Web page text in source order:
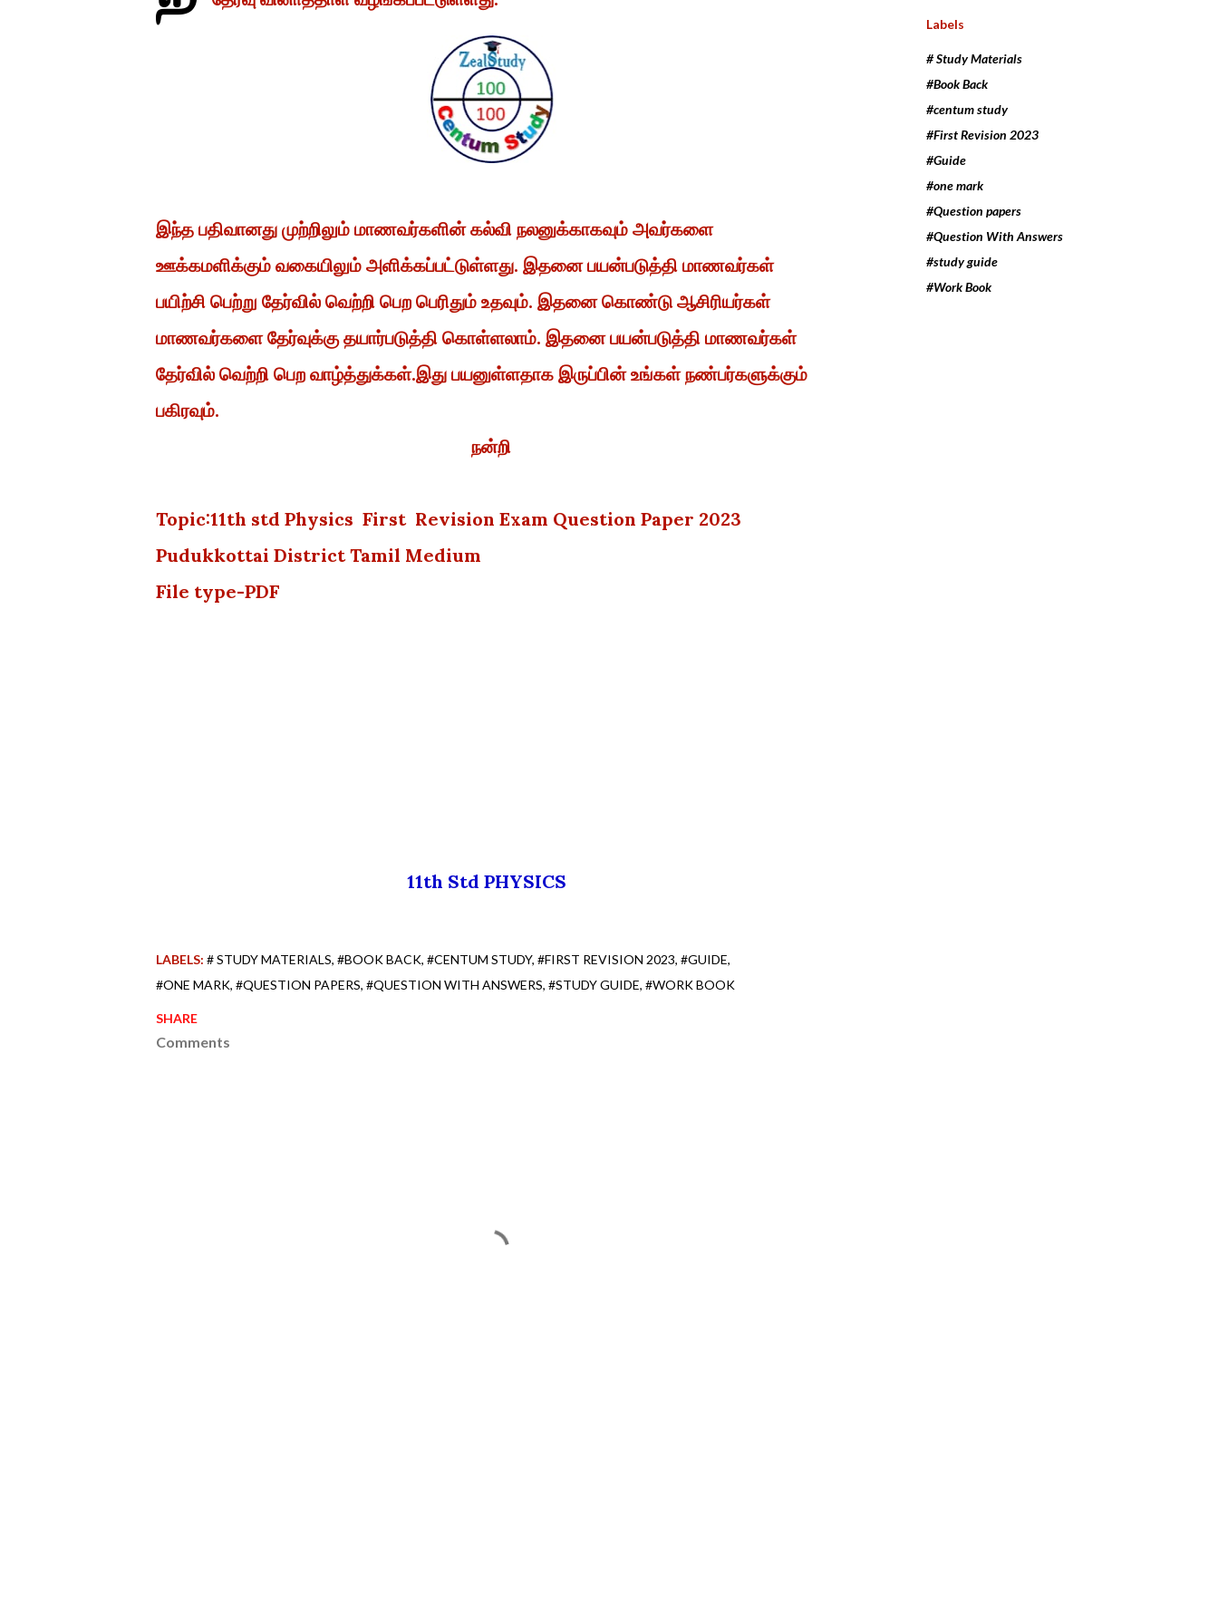
இந்த பதிவானது முற்றிலும் மாணவர்களின் கல்வி நலனுக்காகவும் அவர்களை
ஊக்கமளிக்கும் வகையிலும் அளிக்கப்பட்டுள்ளது. இதனை பயன்படுத்தி மாணவர்கள்
பயிற்சி பெற்று தேர்வில் வெற்றி பெற பெரிதும் உதவும். இதனை கொண்டு ஆசிரியர்கள்
மாணவர்களை தேர்வுக்கு தயார்படுத்தி கொள்ளலாம். இதனை பயன்படுத்தி மாணவர்கள்
தேர்வில் வெற்றி பெற வாழ்த்துக்கள்.இது பயனுள்ளதாக இருப்பின் உங்கள் நண்பர்களுக்கும்
பகிரவும்.
நன்றி
Topic:11th std Physics First Revision Exam Question Paper 2023
Pudukkottai District Tamil Medium
File type-PDF
11th Std PHYSICS
Labels
# Study Materials
#Book Back
#centum study
#First Revision 2023
#Guide
#one mark
#Question papers
#Question With Answers
#study guide
#Work Book
LABELS: # STUDY MATERIALS #BOOK BACK #CENTUM STUDY #FIRST REVISION 2023 #GUIDE
#ONE MARK #QUESTION PAPERS #QUESTION WITH ANSWERS #STUDY GUIDE #WORK BOOK
SHARE
Comments